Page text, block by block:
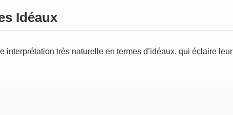
Idéaux
interprétation très naturelle en termes d’idéaux, qui éclaire leur